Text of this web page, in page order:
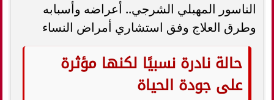
الناسور المهبلي الشرجي.. أعراضه وأسبابه
وطرق العلاج وفق استشاري أمراض النساء
حالة نادرة نسبيًا لكنها مؤثرة
على جودة الحياة